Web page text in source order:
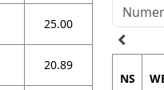
25.00
20.89
navigate_before
NS